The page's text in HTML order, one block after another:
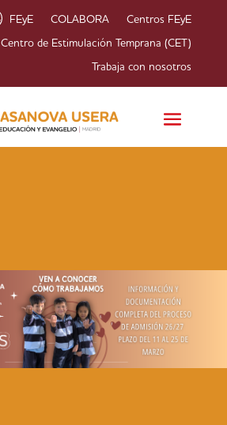
FEyE COLABORA Centros FEyE
Centro de Estimulación Temprana (CET)
Trabaja con nosotros